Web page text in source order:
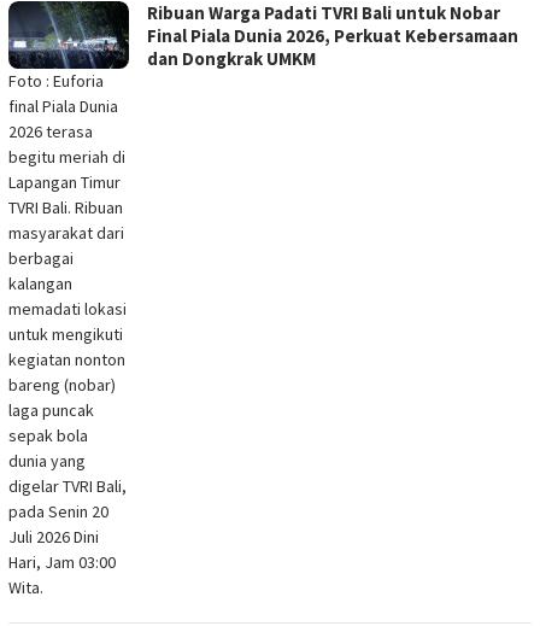
Foto : Euforia
final Piala Dunia
2026 terasa
begitu meriah di
Lapangan Timur
TVRI Bali. Ribuan
masyarakat dari
berbagai
kalangan
memadati lokasi
untuk mengikuti
kegiatan nonton
bareng (nobar)
laga puncak
sepak bola
dunia yang
digelar TVRI Bali,
pada Senin 20
Juli 2026 Dini
Hari, Jam 03:00
Wita.
Ribuan Warga Padati TVRI Bali untuk Nobar
Final Piala Dunia 2026, Perkuat Kebersamaan
dan Dongkrak UMKM